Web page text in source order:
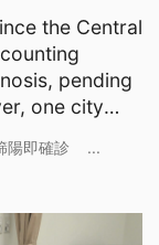
the Central
pending
one city
陽即確診 ...